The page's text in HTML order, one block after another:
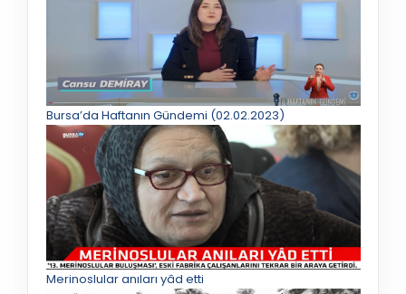
Bursa’da Haftanın Gündemi (02.02.2023)
Merinoslular anıları yâd etti